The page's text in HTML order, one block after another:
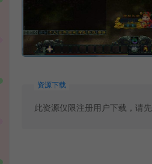
资源下载
此资源仅限注册用户下载，请先